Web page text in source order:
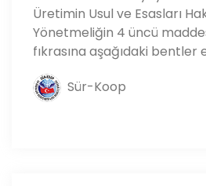
Üretimin Usul ve Esasları
Yönetmeliğin 4 üncü
fıkrasına aşağıdaki
Sür-Koop